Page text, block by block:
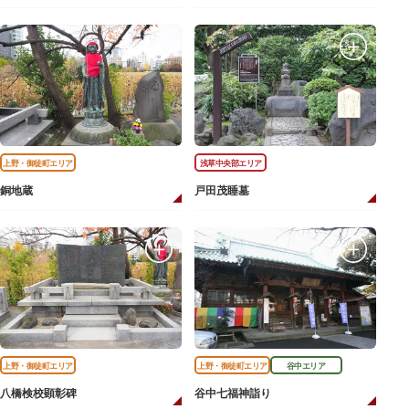
上野・御徒町エリア
銅地蔵
浅草中央部エリア
戸田茂睡墓
上野・御徒町エリア
八橋検校顕彰碑
上野・御徒町エリア 谷中エリア
谷中七福神詣り